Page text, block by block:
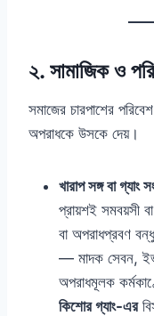
২. সামাজিক ও
সমাজের চারপাশের
অপরাধকে উসকে দেয়।
খারাপ সঙ্গ বা
প্রায়শই সমবয়সী
বা অপরাধপ্রবণ
— মাদক সেবন,
অপরাধমূলক
কিশোর গ্যাং-এর